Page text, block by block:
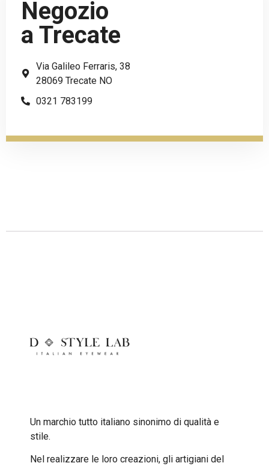
Negozio
a Trecate
Via Galileo Ferraris, 38
28069 Trecate NO
0321 783199
Un marchio tutto italiano sinonimo di qualità e
stile.
Nel realizzare le loro creazioni, gli artigiani del